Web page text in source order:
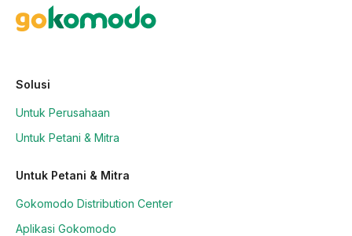
Solusi
Untuk Perusahaan
Untuk Petani & Mitra
Untuk Petani & Mitra
Gokomodo Distribution Center
Aplikasi Gokomodo